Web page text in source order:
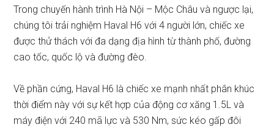
Trong chuyến hành trình Hà Nội – Mộc Châu và ngược lại,
chúng tôi trải nghiệm Haval H6 với 4 người lớn, chiếc xe
được thử thách với đa dạng địa hình từ thành phố, đường
cao tốc, quốc lộ và đường đèo.
Về phần cứng, Haval H6 là chiếc xe mạnh nhất phân khúc
thời điểm này với sự kết hợp của động cơ xăng 1.5L và
máy điện với 240 mã lực và 530 Nm, sức kéo gấp đôi